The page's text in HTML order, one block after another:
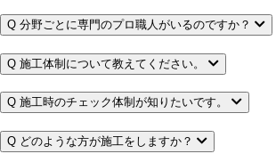
Q 分野ごとに専門のプロ職人がいるのですか？
Q 施工体制について教えてください。
Q 施工時のチェック体制が知りたいです。
Q どのような方が施工をしますか？